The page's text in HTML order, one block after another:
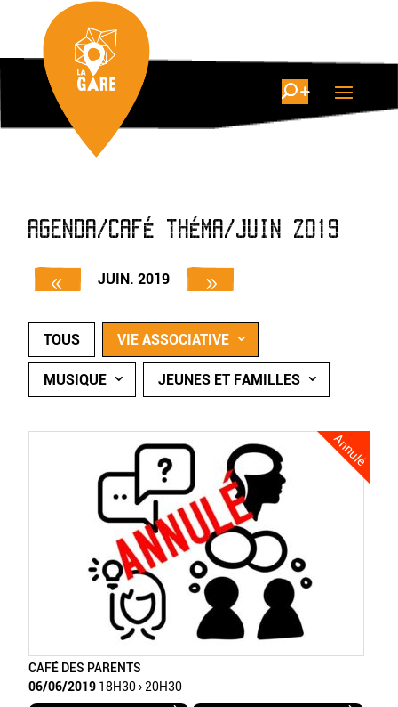
AGENDA/CAFÉ THÉMA/JUIN 2019
JUIN. 2019
TOUS VIE ASSOCIATIVE
MUSIQUE JEUNES ET FAMILLES
Annulé
CAFÉ DES PARENTS
06/06/2019 18H30 › 20H30